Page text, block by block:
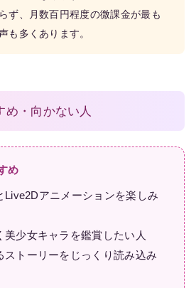
ず、月数百円程度の微課金が最も
も多くあります。
め・向かない人
め
Live2Dアニメーションを楽しみ
美少女キャラを鑑賞したい人
ストーリーをじっくり読み込み